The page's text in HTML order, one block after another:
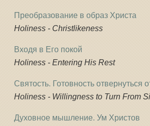
Преобразование в образ Христа
Holiness - Christlikeness
Входя в Его покой
Holiness - Entering His Rest
Святость. Готовность отвернуться
Holiness - Willingness to Turn From
Духовное мышление. Ум Христов